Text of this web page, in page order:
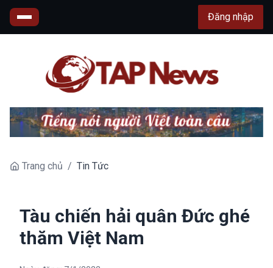
Đăng nhập
Trang chủ / Tin Tức
Tàu chiến hải quân Đức ghé
thăm Việt Nam